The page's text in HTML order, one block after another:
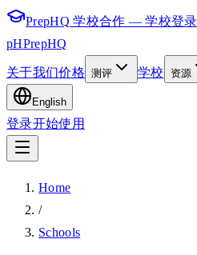
PrepHQ 学校合作 — 学校登
pHPrepHQ
关于我们价格 测评 学校 资源
English
登录开始使用
Home
/
Schools